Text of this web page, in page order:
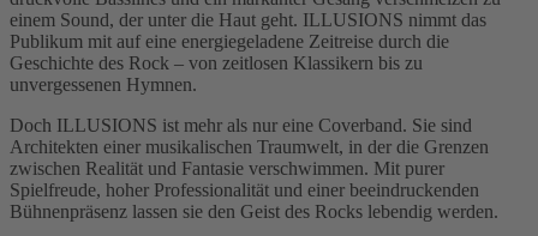
einem Sound, der unter die Haut geht. ILLUSIONS nimmt das
Publikum mit auf eine energiegeladene Zeitreise durch die
Geschichte des Rock – von zeitlosen Klassikern bis zu
unvergessenen Hymnen.
Doch ILLUSIONS ist mehr als nur eine Coverband. Sie sind
Architekten einer musikalischen Traumwelt, in der die Grenzen
zwischen Realität und Fantasie verschwimmen. Mit purer
Spielfreude, hoher Professionalität und einer beeindruckenden
Bühnenpräsenz lassen sie den Geist des Rocks lebendig werden.